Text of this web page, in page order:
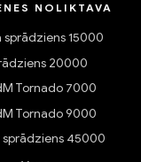
NOLIKTAVA
sprādziens 15000
20000
Tornado 7000
Tornado 9000
sprādziens 45000